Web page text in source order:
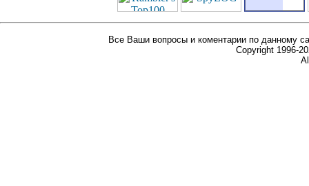
Все Ваши вопросы и коментарии по данному
Copyright 1996-